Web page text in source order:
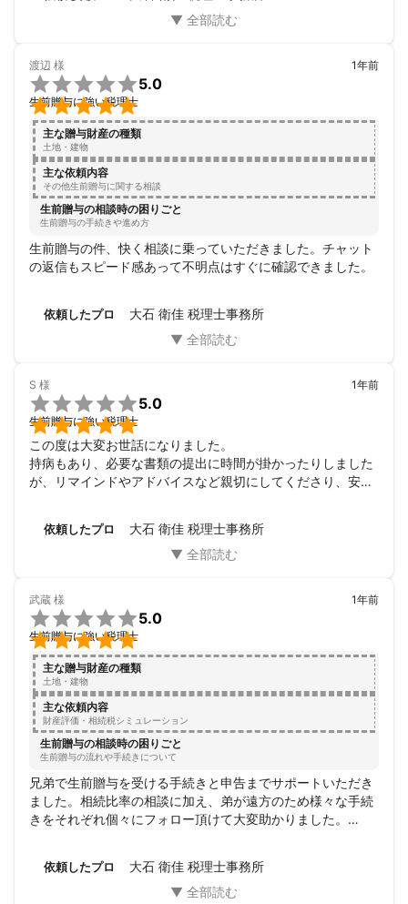
渡辺 様


5.0
生前贈与に強い税理士
1年前
主な贈与財産の種類
土地・建物
主な依頼内容
その他生前贈与に関する相談
生前贈与の相談時の困りごと
生前贈与の手続きや進め方
生前贈与の件、快く相談に乗っていただきました。チャット
の返信もスピード感あって不明点はすぐに確認できました。
依頼したプロ 大石 衛佳 税理士事務所
S 様


5.0
生前贈与に強い税理士
1年前
この度は大変お世話になりました。
持病もあり、必要な書類の提出に時間が掛かったりしました
が、リマインドやアドバイスなど親切にしてくださり、安心
どうも有難うございました。
依頼したプロ 大石 衛佳 税理士事務所
武蔵 様


5.0
生前贈与に強い税理士
1年前
主な贈与財産の種類
土地・建物
主な依頼内容
財産評価・相続税シミュレーション
生前贈与の相談時の困りごと
生前贈与の流れや手続きについて
兄弟で生前贈与を受ける手続きと申告までサポートいただき
ました。相続比率の相談に加え、弟が遠方のため様々な手続
きをそれぞれ個々にフォロー頂けて大変助かりました。
依頼したプロ 大石 衛佳 税理士事務所